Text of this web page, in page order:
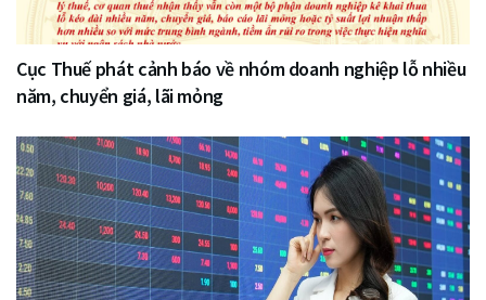
Cục Thuế phát cảnh báo về nhóm doanh nghiệp lỗ nhiều
năm, chuyển giá, lãi mỏng